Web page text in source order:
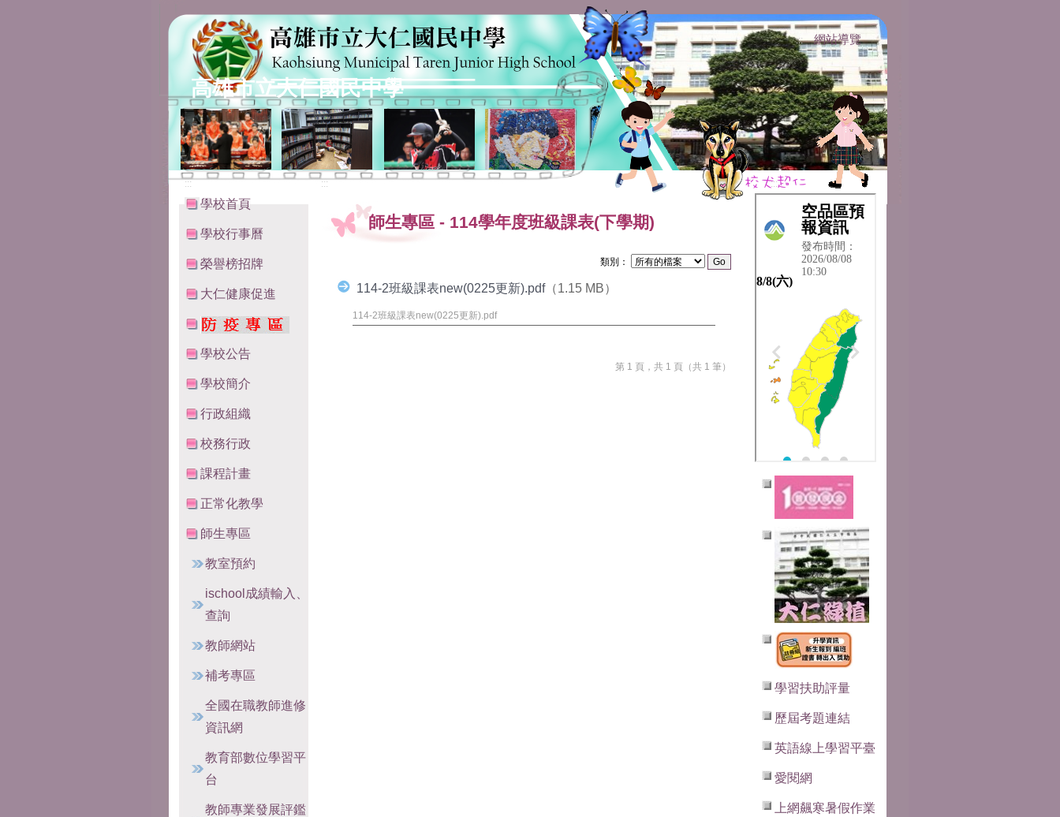
::: 網站導覽
高雄市立大仁國民中學
:::
學校首頁
學校行事曆
榮譽榜招牌
大仁健康促進
學校公告
學校簡介
行政組織
校務行政
課程計畫
正常化教學
師生專區
教室預約
ischool成績輸入、
查詢
教師網站
補考專區
全國在職教師進修
資訊網
教育部數位學習平
台
教師專業發展評鑑
:::
師生專區 - 114學年度班級課表(下學期)
類別：
114-2班級課表new(0225更新).pdf（1.15 MB）
114-2班級課表new(0225更新).pdf
第 1 頁，共 1 頁（共 1 筆）
:::
學習扶助評量
歷屆考題連結
英語線上學習平臺
愛閱網
上網飆寒暑假作業